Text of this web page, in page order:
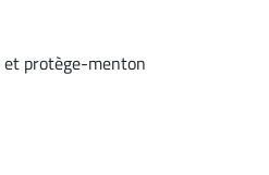
et protège-menton